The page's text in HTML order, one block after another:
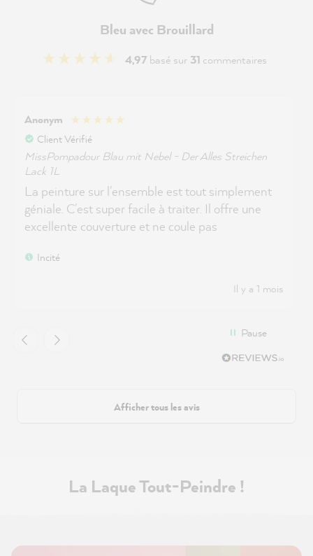
Bleu avec Brouillard
4,97 basé sur 31 commentaires
Anonym
Client Vérifié
MissPompadour Blau mit Nebel - Der Alles Streichen
Lack 1L
La peinture sur l'ensemble est tout simplement
géniale. C'est super facile à traiter. Il offre une
excellente couverture et ne coule pas
Incité
Il y a 1 mois
Pause
Afficher tous les avis
La Laque Tout-Peindre !